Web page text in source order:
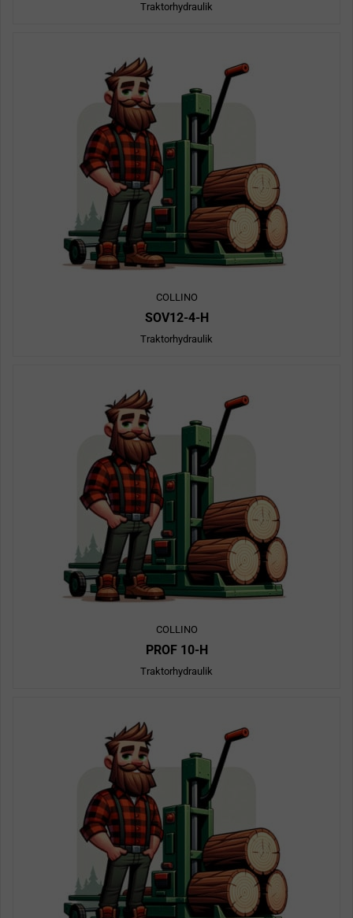
Traktorhydraulik
COLLINO
SOV12-4-H
Traktorhydraulik
COLLINO
PROF 10-H
Traktorhydraulik